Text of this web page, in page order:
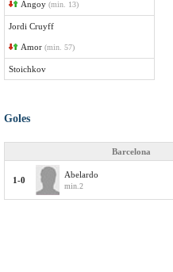
Angoy (min. 13)
Jordi Cruyff
Amor (min. 57)
Stoichkov
Goles
Barcelona
1-0
Abelardo
min.2